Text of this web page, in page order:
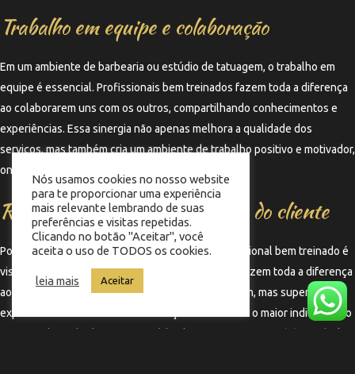
Trabalho em equipe e colaboração
Em um ambiente de barbearia ou estúdio de tatuagem, o trabalho em
equipe é essencial. Profissionais bem treinados fazem toda a diferença
ao colaborarem uns com os outros, compartilhando conhecimentos e
experiências. Essa sinergia não apenas melhora a qualidade dos
serviços, mas também cria um ambiente de trabalho positivo e motivador,
onde todos se sentem valorizados e engajados.
Resultados visíveis e satisfação do cliente
Por fim, o resultado final do trabalho de um profissional bem treinado é
visível e impactante. Profissionais bem treinados fazem toda a diferença
ao entregarem resultados que não apenas atendem, mas superam as
expectativas dos clientes. A satisfação do cliente é o maior indicativo do
Nós usamos cookies no nosso website
para te proporcionar uma experiência
mais relevante lembrando de suas
preferências e visitas repetidas.
Clicando no botão "Aceitar", você
aceita o uso de TODOS os cookies.
leia mais Aceitar